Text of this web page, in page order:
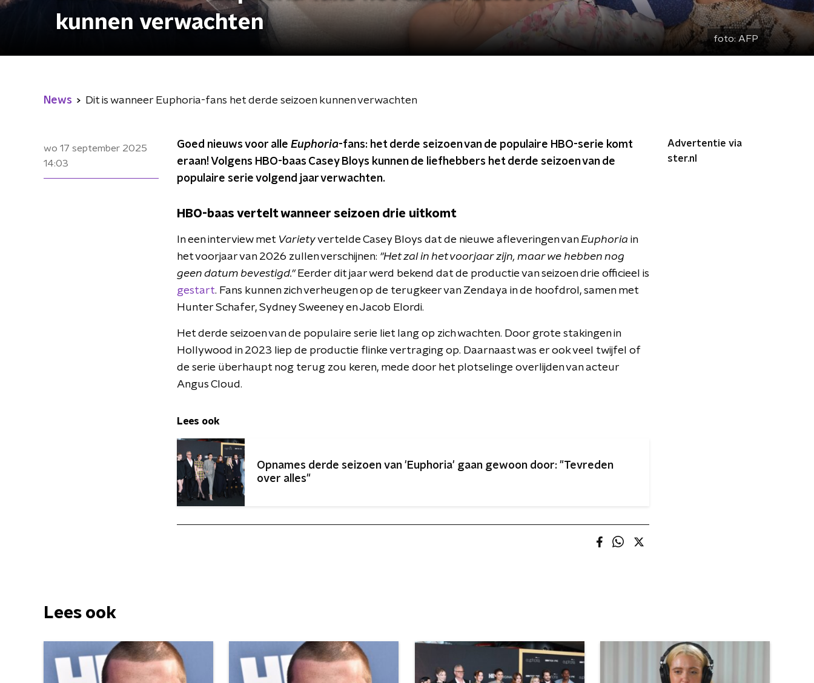
kunnen verwachten
foto: AFP
News Dit is wanneer Euphoria-fans het derde seizoen kunnen verwachten
wo 17 september 2025
14:03
Goed nieuws voor alle Euphoria-fans: het derde seizoen van de populaire HBO-serie komt
eraan! Volgens HBO-baas Casey Bloys kunnen de liefhebbers het derde seizoen van de
populaire serie volgend jaar verwachten.
HBO-baas vertelt wanneer seizoen drie uitkomt
In een interview met Varietyvertelde Casey Bloys dat de nieuwe afleveringen vanEuphoria in
het voorjaar van 2026 zullen verschijnen: "Het zal in het voorjaar zijn, maar we hebben nog
geen datum bevestigd." Eerder dit jaar werd bekend dat de productie van seizoen drie officieel is
gestart. Fans kunnen zich verheugen op de terugkeer van Zendaya in de hoofdrol, samen met
Hunter Schafer, Sydney Sweeney en Jacob Elordi.
Het derde seizoen van de populaire serie liet lang op zich wachten. Door grote stakingen in
Hollywood in 2023 liep de productie flinke vertraging op. Daarnaast was er ook veel twijfel of
de serie überhaupt nog terug zou keren, mede door het plotselinge overlijden van acteur
Angus Cloud.
Lees ook
Opnames derde seizoen van 'Euphoria' gaan gewoon door: "Tevreden
over alles"
Advertentie via
ster.nl
Lees ook